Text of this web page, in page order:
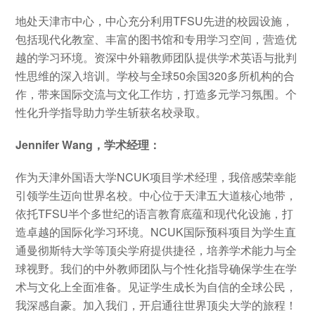
地处天津市中心，中心充分利用TFSU先进的校园设施，
包括现代化教室、丰富的图书馆和专用学习空间，营造优
越的学习环境。资深中外籍教师团队提供学术英语与批判
性思维的深入培训。学校与全球50余国320多所机构的合
作，带来国际交流与文化工作坊，打造多元学习氛围。个
性化升学指导助力学生斩获名校录取。
Jennifer Wang，学术经理：
作为天津外国语大学NCUK项目学术经理，我倍感荣幸能
引领学生迈向世界名校。中心位于天津五大道核心地带，
依托TFSU半个多世纪的语言教育底蕴和现代化设施，打
造卓越的国际化学习环境。NCUK国际预科项目为学生直
通曼彻斯特大学等顶尖学府提供捷径，培养学术能力与全
球视野。我们的中外教师团队与个性化指导确保学生在学
术与文化上全面准备。见证学生成长为自信的全球公民，
我深感自豪。加入我们，开启通往世界顶尖大学的旅程！